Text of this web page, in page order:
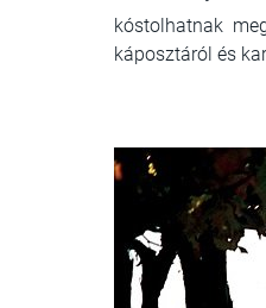
kóstolhatnak
káposztáról és